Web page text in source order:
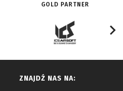
GOLD PARTNER
ZNAJDŹ NAS NA: